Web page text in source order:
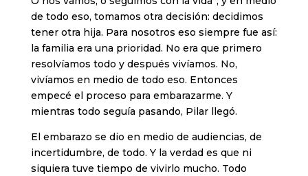
de todo eso, tomamos otra decisión: decidimos
tener otra hija. Para nosotros eso siempre fue así:
la familia era una prioridad. No era que primero
resolvíamos todo y después vivíamos. No,
vivíamos en medio de todo eso. Entonces
empecé el proceso para embarazarme. Y
mientras todo seguía pasando, Pilar llegó.
El embarazo se dio en medio de audiencias, de
incertidumbre, de todo. Y la verdad es que ni
siquiera tuve tiempo de vivirlo mucho. Todo